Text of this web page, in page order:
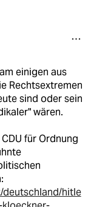
einigen aus
Rechtsextremen
sind oder sein
wären.
für Ordnung
hitle